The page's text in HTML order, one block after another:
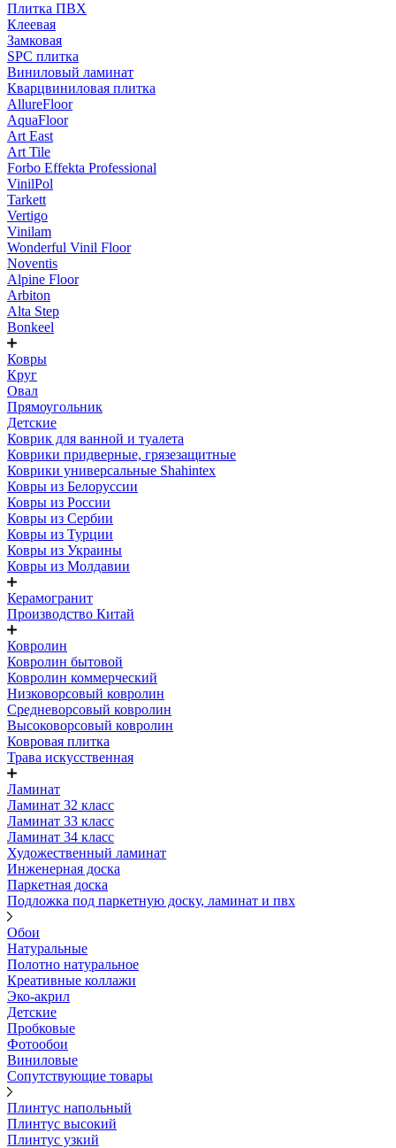
Плитка ПВХ
Клеевая
Замковая
SPC плитка
Виниловый ламинат
Кварцвиниловая плитка
AllureFloor
AquaFloor
Art East
Art Tile
Forbo Effekta Professional
VinilPol
Tarkett
Vertigo
Vinilam
Wonderful Vinil Floor
Noventis
Alpine Floor
Arbiton
Alta Step
Bonkeel
Ковры
Круг
Овал
Прямоугольник
Детские
Коврик для ванной и туалета
Коврики придверные, грязезащитные
Коврики универсальные Shahintex
Ковры из Белоруссии
Ковры из России
Ковры из Сербии
Ковры из Турции
Ковры из Украины
Ковры из Молдавии
Керамогранит
Производство Китай
Ковролин
Ковролин бытовой
Ковролин коммерческий
Низковорсовый ковролин
Средневорсовый ковролин
Высоковорсовый ковролин
Ковровая плитка
Трава искусственная
Ламинат
Ламинат 32 класс
Ламинат 33 класс
Ламинат 34 класс
Художественный ламинат
Инженерная доска
Паркетная доска
Подложка под паркетную доску, ламинат и пвх
Обои
Натуральные
Полотно натуральное
Креативные коллажи
Эко-акрил
Детские
Пробковые
Фотообои
Виниловые
Сопутствующие товары
Плинтус напольный
Плинтус высокий
Плинтус узкий